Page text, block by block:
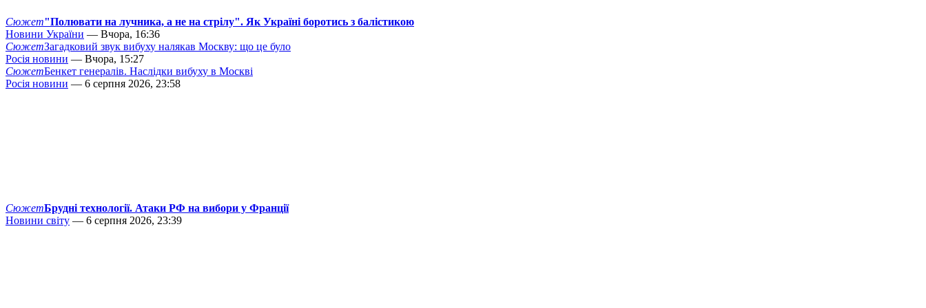
Сюжет"Полювати на лучника, а не на стрілу". Як Україні боротись з балістикою
Новини України — Вчора, 16:36
СюжетЗагадковий звук вибуху налякав Москву: що це було
Росія новини — Вчора, 15:27
СюжетБенкет генералів. Наслідки вибуху в Москві
Росія новини — 6 серпня 2026, 23:58
СюжетБрудні технології. Атаки РФ на вибори у Франції
Новини світу — 6 серпня 2026, 23:39